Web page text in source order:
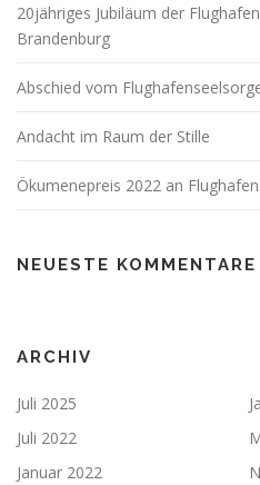
20jähriges Jubiläum der
Brandenburg
Abschied vom
Andacht im Raum der Stille
Ökumenepreis 2022 an
NEUESTE KOMMENTARE
ARCHIV
Juli 2025
Juli 2022
Januar 2022